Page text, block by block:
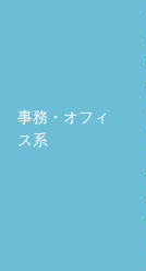
事務・オフィ
ス系